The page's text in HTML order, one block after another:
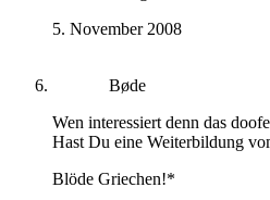
5. November 2008
Bøde
Wen interessiert denn das
Hast Du eine Weiterbildung
Blöde Griechen!*